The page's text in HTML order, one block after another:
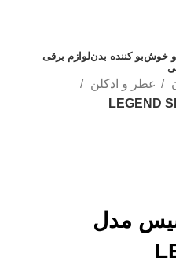
و خوش‌بو کننده بدنلوازم برقی
عطر و ادکلن
مدل